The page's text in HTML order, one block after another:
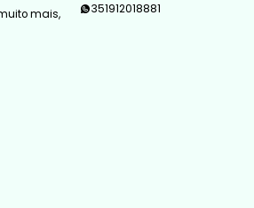
mais,
351912018881